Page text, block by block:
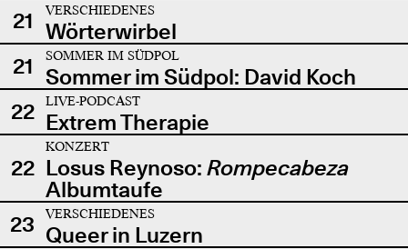
21
VERSCHIEDENES
Wörterwirbel
21
SOMMER IM SÜDPOL
Sommer im Südpol: David Koch
22
LIVE-PODCAST
Extrem Therapie
22
KONZERT
Losus Reynoso: Rompecabeza
Albumtaufe
23
VERSCHIEDENES
Queer in Luzern